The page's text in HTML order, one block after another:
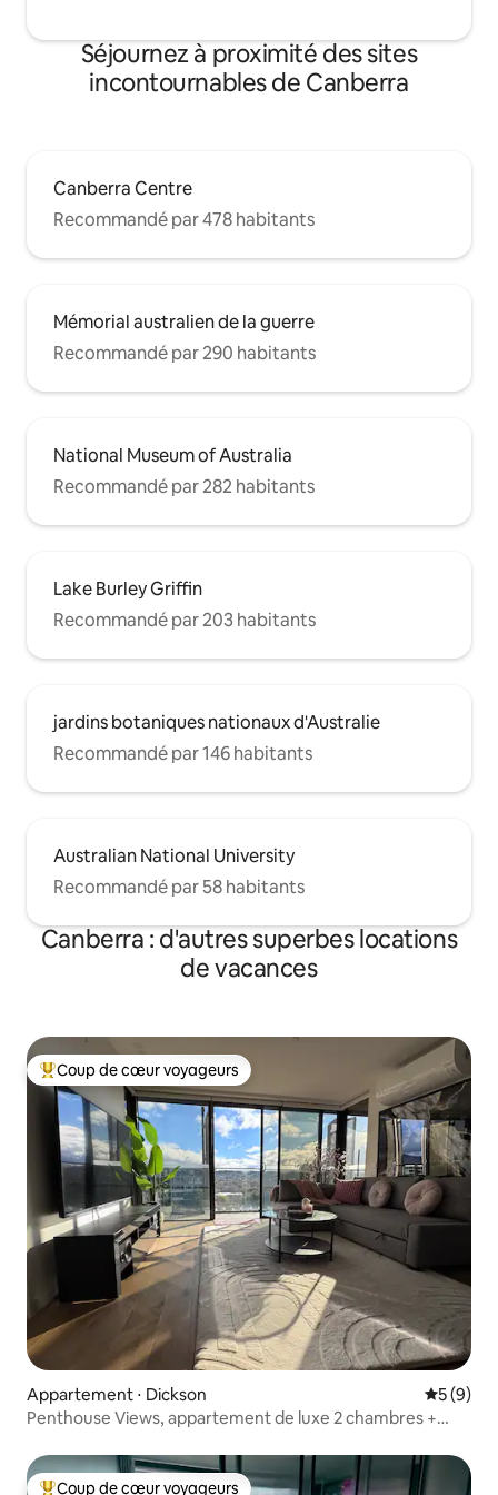
Séjournez à proximité des sites
incontournables de Canberra
Canberra Centre
Recommandé par 478 habitants
Mémorial australien de la guerre
Recommandé par 290 habitants
National Museum of Australia
Recommandé par 282 habitants
Lake Burley Griffin
Recommandé par 203 habitants
jardins botaniques nationaux d'Australie
Recommandé par 146 habitants
Australian National University
Recommandé par 58 habitants
Canberra : d'autres superbes locations
de vacances
Coups de cœur voyageurs les plus appréciés
Coup de cœur voyageurs
Appartement ⋅ Dickson
5 (9)
Penthouse Views, appartement de luxe 2 chambres +
Coup de cœur voyageurs